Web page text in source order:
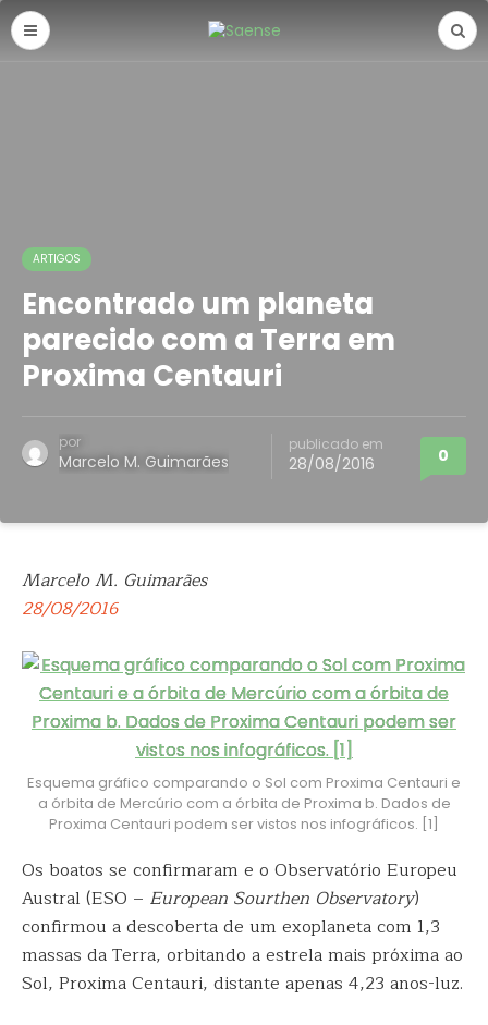
ARTIGOS
Encontrado um planeta
parecido com a Terra em
Proxima Centauri
por
Marcelo M. Guimarães
publicado em
28/08/2016 0
Marcelo M. Guimarães
28/08/2016
Esquema gráfico comparando o Sol com Proxima Centauri e
a órbita de Mercúrio com a órbita de Proxima b. Dados de
Proxima Centauri podem ser vistos nos infográficos. [1]
Os boatos se confirmaram e o Observatório Europeu
Austral (ESO – European Sourthen Observatory)
confirmou a descoberta de um exoplaneta com 1,3
massas da Terra, orbitando a estrela mais próxima ao
Sol, Proxima Centauri, distante apenas 4,23 anos-luz.